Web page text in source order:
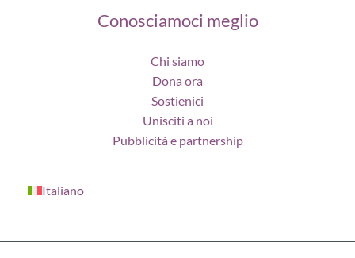
Conosciamoci meglio
Chi siamo
Dona ora
Sostienici
Unisciti a noi
Pubblicità e partnership
Italiano